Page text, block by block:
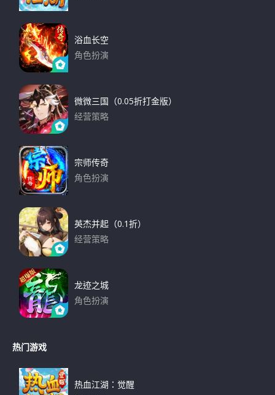
浴血长空
角色扮演
微微三国（0.05折打金版）
经营策略
宗师传奇
角色扮演
英杰并起（0.1折）
经营策略
龙迹之城
角色扮演
热门游戏
热血江湖：觉醒